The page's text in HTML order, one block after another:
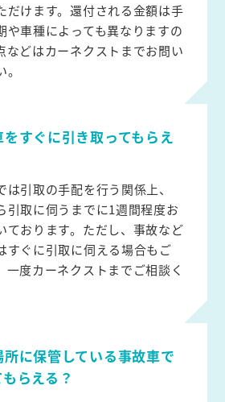
だけます。還付される金額は手
や車種によっても異なりますの
などはカーネクストまでお問い
すぐに引き取ってもらえ
は引取の手配を行う関係上、
引取に伺うまでに1週間程度お
ております。ただし、事故など
すぐに引取に伺える場合もご
一度カーネクストまでご相談く
所に保管している事故車で
らえる？